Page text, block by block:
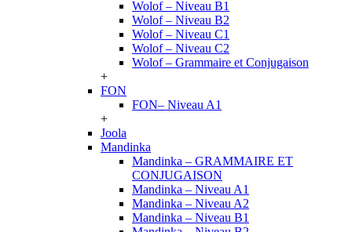
Wolof – Niveau B1
Wolof – Niveau B2
Wolof – Niveau C1
Wolof – Niveau C2
Wolof – Grammaire et Conjugaison
+
FON
FON– Niveau A1
+
Joola
Mandinka
Mandinka – GRAMMAIRE ET
CONJUGAISON
Mandinka – Niveau A1
Mandinka – Niveau A2
Mandinka – Niveau B1